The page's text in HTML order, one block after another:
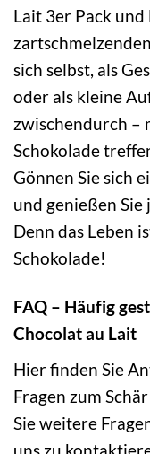
Lait 3er Pack und
sich selbst, als
oder als kleine
zwischendurch –
Schokolade
Gönnen Sie sich
und genießen Sie
Denn das Leben
Schokolade!
FAQ – Häufig
Chocolat au Lait
Hier finden Sie
Fragen zum
Sie weitere